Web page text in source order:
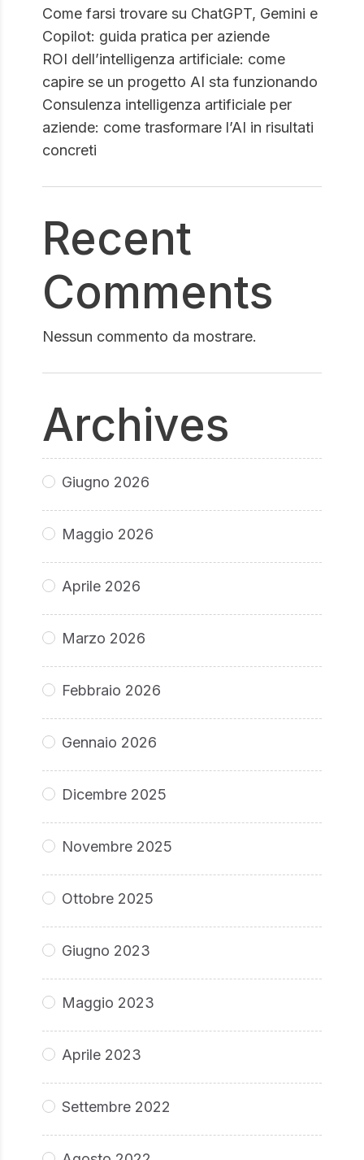
Come farsi trovare su ChatGPT, Gemini e
Copilot: guida pratica per aziende
ROI dell’intelligenza artificiale: come
capire se un progetto AI sta funzionando
Consulenza intelligenza artificiale per
aziende: come trasformare l’AI in risultati
concreti
Recent
Comments
Nessun commento da mostrare.
Archives
Giugno 2026
Maggio 2026
Aprile 2026
Marzo 2026
Febbraio 2026
Gennaio 2026
Dicembre 2025
Novembre 2025
Ottobre 2025
Giugno 2023
Maggio 2023
Aprile 2023
Settembre 2022